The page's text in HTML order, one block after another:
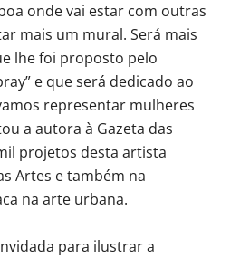
onde vai estar com outras
mais um mural. Será mais
lhe foi proposto pelo
e que será dedicado ao
representar mulheres
a autora à Gazeta das
projetos desta artista
Artes e também na
na arte urbana.
para ilustrar a